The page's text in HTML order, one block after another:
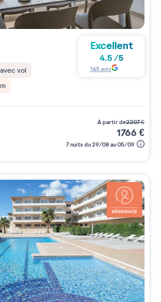
vol
Excellent
4.5/5
145avis
à partir de2207€
1766 €
7 nuits du 29/08 au 05/09